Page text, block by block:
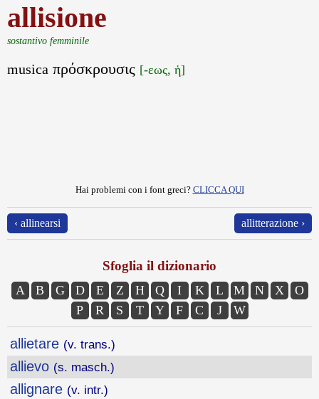
allisione
sostantivo femminile
musica πρόσκρουσις [-εως, ἡ]
Hai problemi con i font greci? CLICCA QUI
‹ allinearsi allitterazione ›
Sfoglia il dizionario
A B G D E Z H Q I K L M N X
O
P
R S T Y F C J W
allietare (v. trans.)
allievo (s. masch.)
allignare (v. intr.)